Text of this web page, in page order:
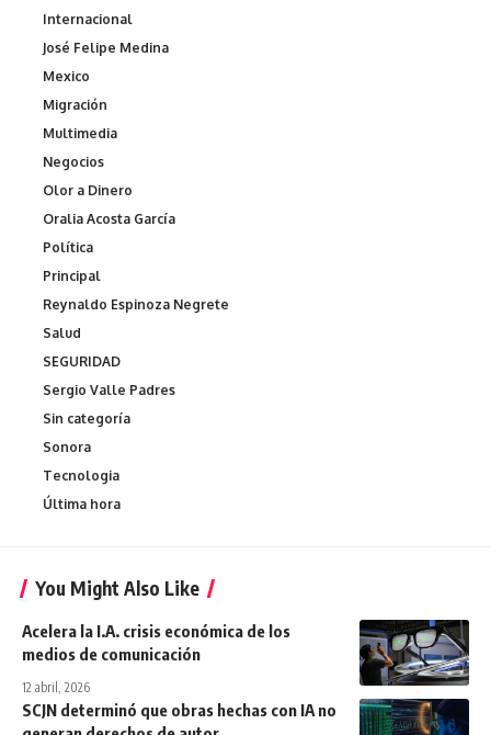
Internacional
José Felipe Medina
Mexico
Migración
Multimedia
Negocios
Olor a Dinero
Oralia Acosta García
Política
Principal
Reynaldo Espinoza Negrete
Salud
SEGURIDAD
Sergio Valle Padres
Sin categoría
Sonora
Tecnologia
Última hora
You Might Also Like
Acelera la I.A. crisis económica de los
medios de comunicación
12 abril, 2026
SCJN determinó que obras hechas con IA no